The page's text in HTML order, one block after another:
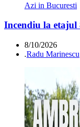
Azi in Bucuresti
Incendiu la etajul
8/10/2026
.Radu Marinescu